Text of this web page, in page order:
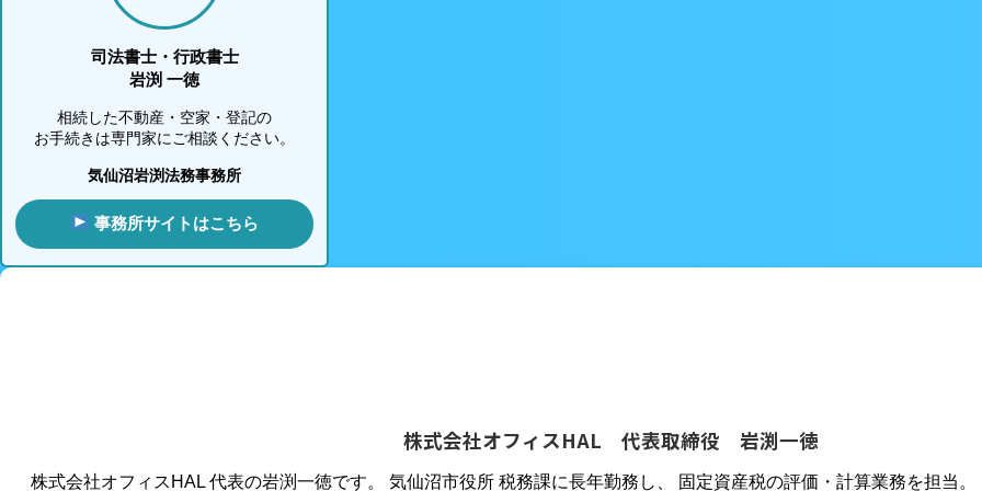
司法書士・行政書士
岩渕 一徳
相続した不動産・空家・登記の
お手続きは専門家にご相談ください。
気仙沼岩渕法務事務所
事務所サイトはこちら
株式会社オフィスHAL 代表取締役 岩渕一徳
株式会社オフィスHAL 代表の岩渕一徳です。 気仙沼市役所 税務課に長年勤務し、 固定資産税の評価・計算業務を担当